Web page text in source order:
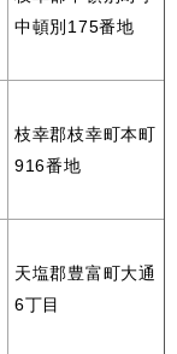
中頓別175番地
枝幸郡枝幸町本町
916番地
天塩郡豊富町大通
6丁目